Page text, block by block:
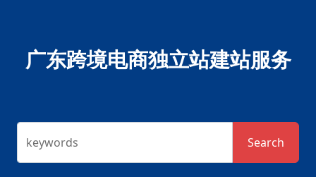
广东跨境电商独立站建站服务
keywords Search